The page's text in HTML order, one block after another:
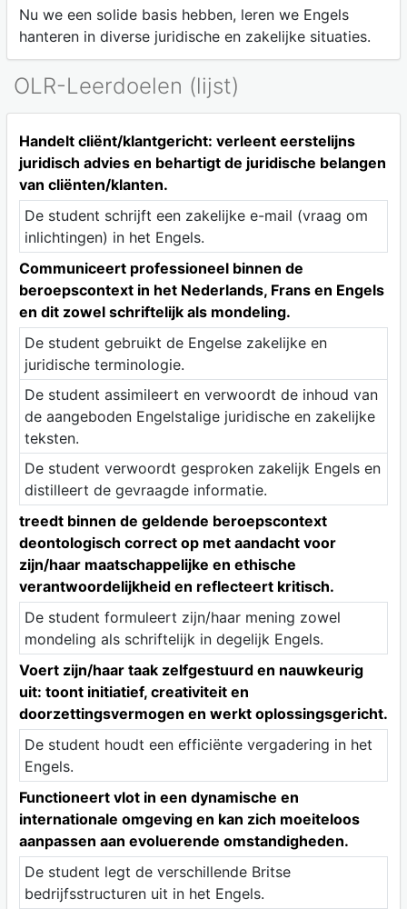
Nu we een solide basis hebben, leren we Engels
hanteren in diverse juridische en zakelijke situaties.
OLR-Leerdoelen (lijst)
Handelt cliënt/klantgericht: verleent eerstelijns
juridisch advies en behartigt de juridische belangen
van cliënten/klanten.
De student schrijft een zakelijke e-mail (vraag om
inlichtingen) in het Engels.
Communiceert professioneel binnen de
beroepscontext in het Nederlands, Frans en Engels
en dit zowel schriftelijk als mondeling.
De student gebruikt de Engelse zakelijke en
juridische terminologie.
De student assimileert en verwoordt de inhoud van
de aangeboden Engelstalige juridische en zakelijke
teksten.
De student verwoordt gesproken zakelijk Engels en
distilleert de gevraagde informatie.
treedt binnen de geldende beroepscontext
deontologisch correct op met aandacht voor
zijn/haar maatschappelijke en ethische
verantwoordelijkheid en reflecteert kritisch.
De student formuleert zijn/haar mening zowel
mondeling als schriftelijk in degelijk Engels.
Voert zijn/haar taak zelfgestuurd en nauwkeurig
uit: toont initiatief, creativiteit en
doorzettingsvermogen en werkt oplossingsgericht.
De student houdt een efficiënte vergadering in het
Engels.
Functioneert vlot in een dynamische en
internationale omgeving en kan zich moeiteloos
aanpassen aan evoluerende omstandigheden.
De student legt de verschillende Britse
bedrijfsstructuren uit in het Engels.